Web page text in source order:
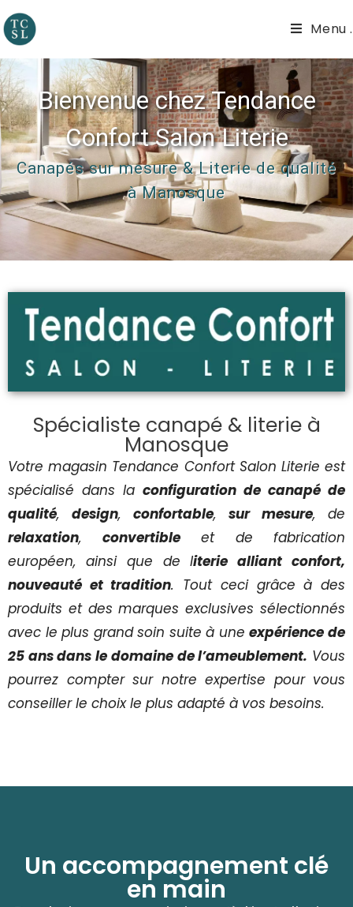
Menu .
Bienvenue chez Tendance
Confort Salon Literie
Canapés sur mesure & Literie de qualité
à Manosque
Spécialiste canapé & literie à
Manosque
Votre magasin Tendance Confort Salon Literie est
spécialisé dans la configuration de canapé de
qualité, design, confortable, sur mesure, de
relaxation, convertibleet de fabrication
européen, ainsi que de literie alliant confort,
nouveauté et tradition. Tout ceci grâce à des
produits et des marques exclusives sélectionnés
avec le plus grand soin suite à uneexpérience de
25 ans dans le domaine de l’ameublement. Vous
pourrez compter sur notre expertise pour vous
conseiller le choix le plus adapté à vos besoins.
Un accompagnement clé
en main